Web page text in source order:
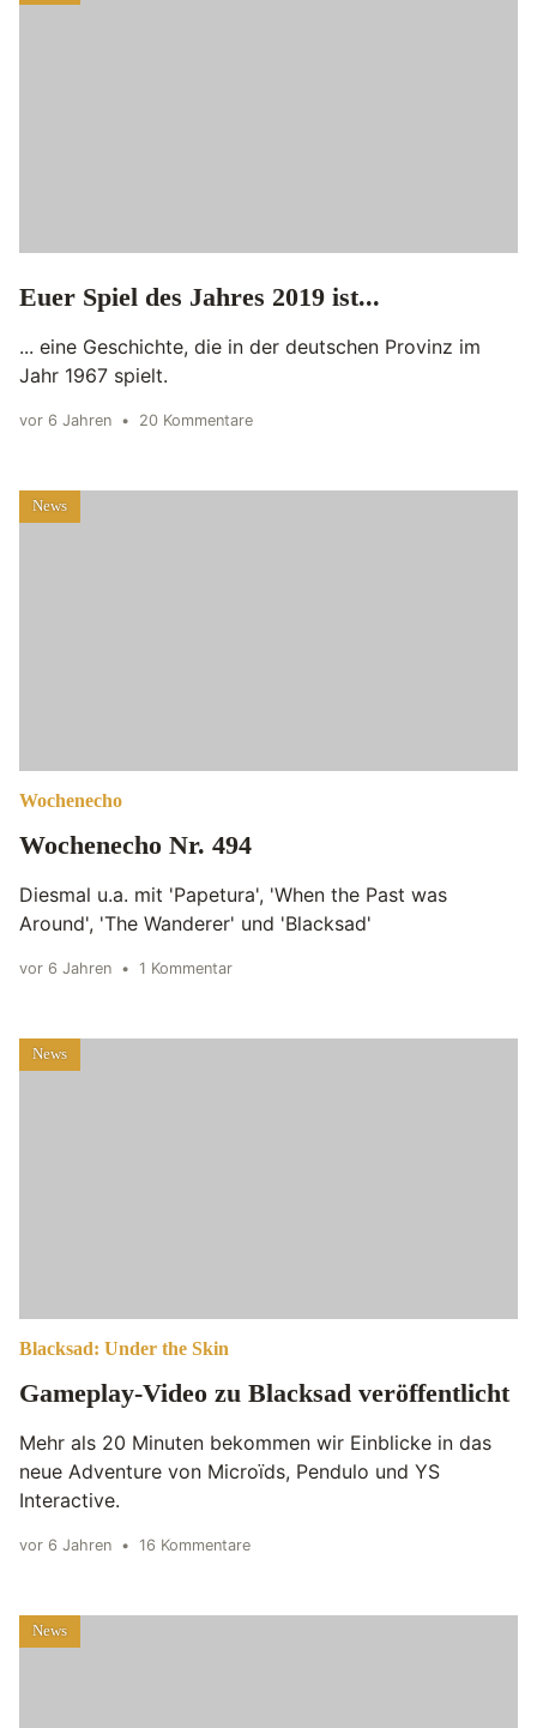
Euer Spiel des Jahres 2019 ist...
... eine Geschichte, die in der deutschen Provinz im
Jahr 1967 spielt.
vor 6 Jahren • 20 Kommentare
News
Wochenecho
Wochenecho Nr. 494
Diesmal u.a. mit 'Papetura', 'When the Past was
Around', 'The Wanderer' und 'Blacksad'
vor 6 Jahren • 1 Kommentar
News
Blacksad: Under the Skin
Gameplay-Video zu Blacksad veröffentlicht
Mehr als 20 Minuten bekommen wir Einblicke in das
neue Adventure von Microïds, Pendulo und YS
Interactive.
vor 6 Jahren • 16 Kommentare
News